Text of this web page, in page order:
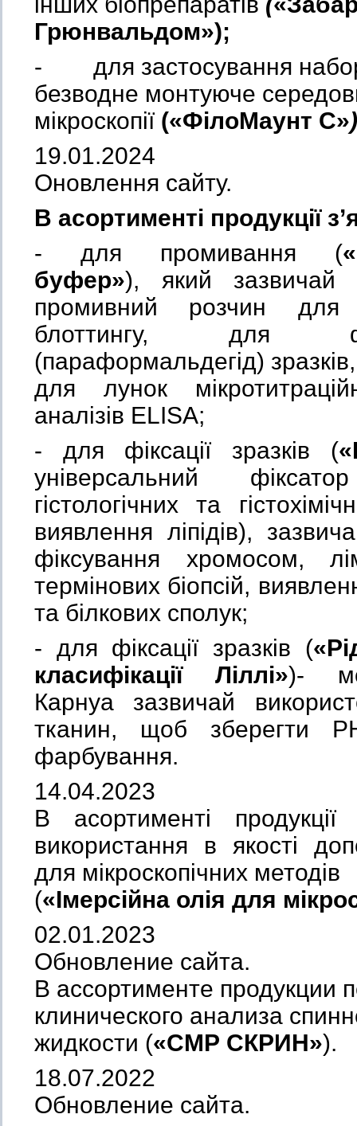
Грюнвальдом»);
- для застосування
безводне монтуюче
мікроскопії («ФілоМаунт С»
19.01.2024
Оновлення сайту.
В асортименті продукції
- для промивання (
буфер»), який зазвичай
промивний розчин
блоттингу, для
(параформальдегід) зразків,
для лунок
аналізів ELISA;
- для фіксації зразків (
універсальний
гістологічних та
виявлення ліпідів),
фіксування хромосом,
термінових біопсій,
та білкових сполук;
- для фіксації зразків («Р
класифікації Ліллі»)-
Карнуа зазвичай
тканин, щоб зберегти
фарбування.
14.04.2023
В асортименті
використання в якості
для мікроскопічних методів
(«Імерсійна олія для
02.01.2023
Обновление сайта.
В ассортименте продукции
клинического анализа
жидкости («СМР СКРИН»).
18.07.2022
Обновление сайта.